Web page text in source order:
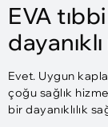
EVA
Evet. Uygun
çoğu sağlık
bir dayanıklılık